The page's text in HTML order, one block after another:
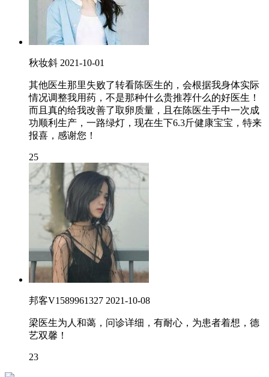
秋妆斜 2021-10-01
其他医生那里失败了转看陈医生的，会根据我身体实际
情况调整我用药，不是那种什么贵推荐什么的好医生！
而且真的给我改善了取卵质量，且在陈医生手中一次成
功顺利生产，一路绿灯，现在生下6.3斤健康宝宝，特来
报喜，感谢您！
25
邦客V1589961327 2021-10-08
梁医生为人和蔼，问诊详细，有耐心，为患者着想，德
艺双馨！
23